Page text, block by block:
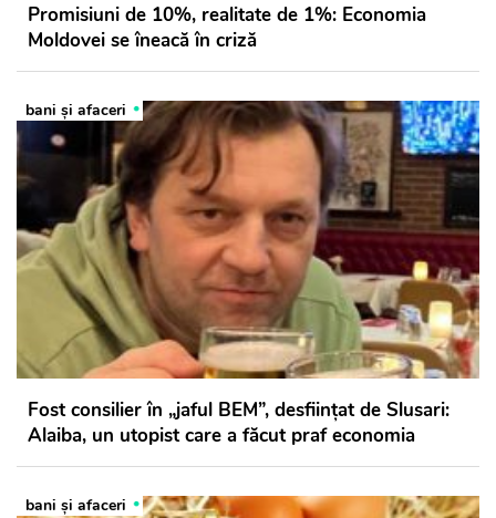
Promisiuni de 10%, realitate de 1%: Economia
Moldovei se îneacă în criză
bani și afaceri
Fost consilier în „jaful BEM”, desființat de Slusari:
Alaiba, un utopist care a făcut praf economia
bani și afaceri